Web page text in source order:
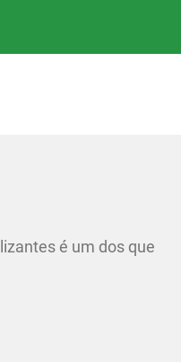
é um dos que